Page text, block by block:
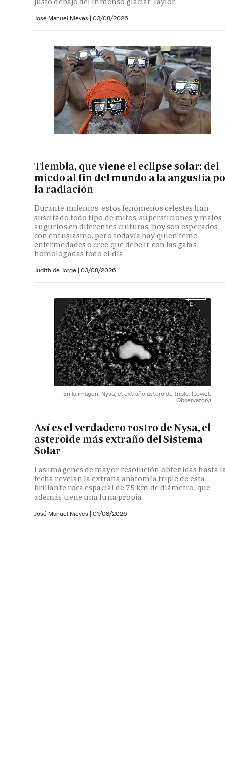
José Manuel Nieves | 03/08/2026
Tiembla, que viene el eclipse solar: del
miedo al fin del mundo a la angustia
la radiación
Durante milenios, estos fenómenos celestes han
suscitado todo tipo de mitos, supersticiones y malos
augurios en diferentes culturas; hoy son esperados
con entusiasmo, pero todavía hay quien teme
enfermedades o cree que debe ir con las gafas
homologadas todo el día
Judith de Jorge | 03/08/2026
En la imagen, Nysa, el extraño asteroide triple. (Lowell
Observatory)
Así es el verdadero rostro de Nysa, el
asteroide más extraño del Sistema
Solar
Las imágenes de mayor resolución obtenidas hasta
fecha revelan la extraña anatomía triple de esta
brillante roca espacial de 75 km de diámetro, que
además tiene una luna propia
José Manuel Nieves | 01/08/2026